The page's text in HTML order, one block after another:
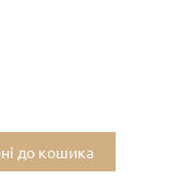
до кошика